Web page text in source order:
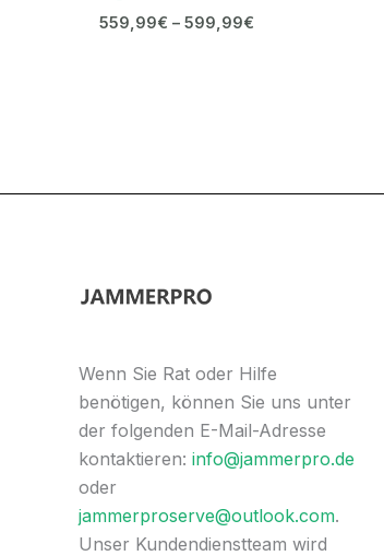
559,99€ –599,99€
Wenn Sie Rat oder Hilfe
benötigen, können Sie uns unter
der folgenden E-Mail-Adresse
kontaktieren: info@jammerpro.de
oder
jammerproserve@outlook.com.
Unser Kundendienstteam wird